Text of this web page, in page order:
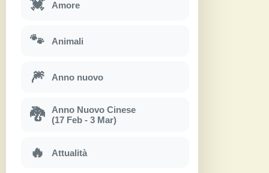
💓 Amore
🐾 Animali
🎆 Anno nuovo
🐉
Anno Nuovo Cinese
(17 Feb - 3 Mar)
🔥 Attualità